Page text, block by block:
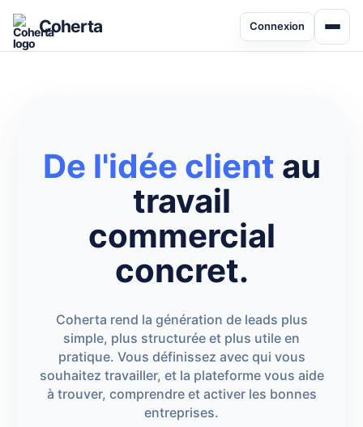
Coherta Connexion
De l'idée client au
travail
commercial
concret.
Coherta rend la génération de leads plus
simple, plus structurée et plus utile en
pratique. Vous définissez avec qui vous
souhaitez travailler, et la plateforme vous aide
à trouver, comprendre et activer les bonnes
entreprises.